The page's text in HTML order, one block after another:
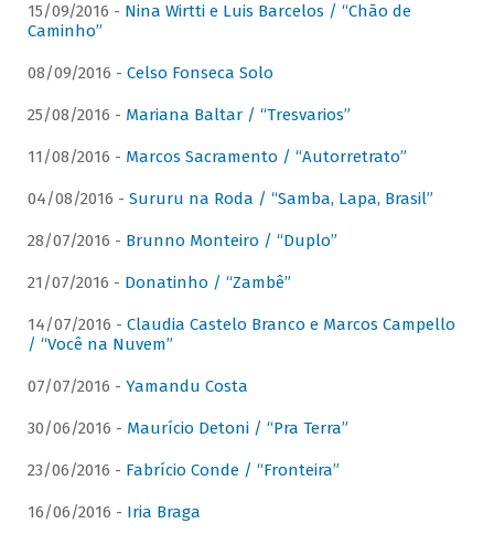
15/09/2016 - Nina Wirtti e Luis Barcelos / “Chão de
Caminho”
08/09/2016 - Celso Fonseca Solo
25/08/2016 - Mariana Baltar / “Tresvarios”
11/08/2016 - Marcos Sacramento / “Autorretrato”
04/08/2016 - Sururu na Roda / “Samba, Lapa, Brasil”
28/07/2016 - Brunno Monteiro / “Duplo”
21/07/2016 - Donatinho / “Zambê”
14/07/2016 - Claudia Castelo Branco e Marcos Campello
/ “Você na Nuvem”
07/07/2016 - Yamandu Costa
30/06/2016 - Maurício Detoni / “Pra Terra”
23/06/2016 - Fabrício Conde / “Fronteira”
16/06/2016 - Iria Braga